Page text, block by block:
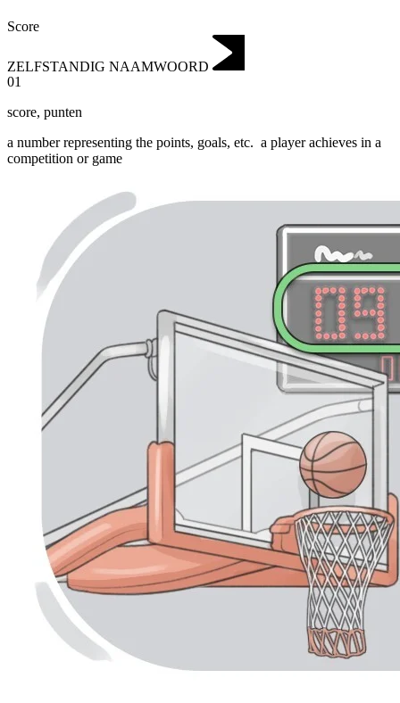
Score
ZELFSTANDIG NAAMWOORD
01
score, punten
a number representing the points, goals, etc. a player achieves in a
competition or game